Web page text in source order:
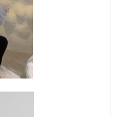
hắt sau và những tia
cho bức tường.